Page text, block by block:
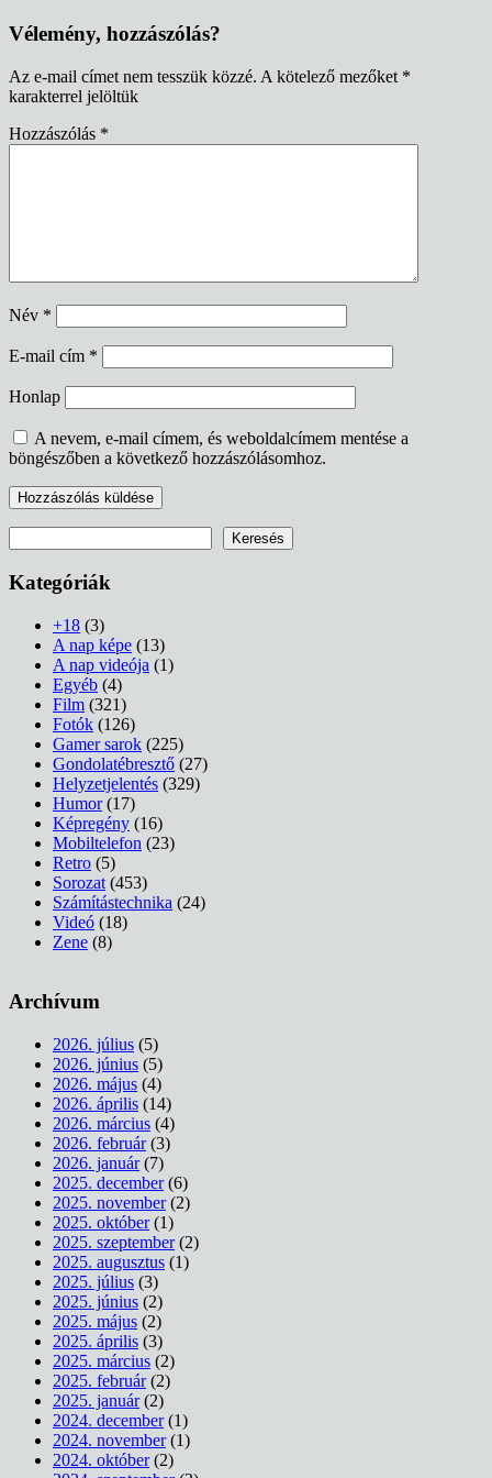
Vélemény, hozzászólás?
Az e-mail címet nem tesszük közzé. A kötelező mezőket *
karakterrel jelöltük
Hozzászólás *
Név *
E-mail cím *
Honlap
A nevem, e-mail címem, és weboldalcímem mentése a
böngészőben a következő hozzászólásomhoz.
Keresés
Kategóriák
+18 (3)
A nap képe (13)
A nap videója (1)
Egyéb (4)
Film (321)
Fotók (126)
Gamer sarok (225)
Gondolatébresztő (27)
Helyzetjelentés (329)
Humor(17)
Képregény (16)
Mobiltelefon (23)
Retro (5)
Sorozat (453)
Számítástechnika (24)
Videó (18)
Zene (8)
Archívum
2026. július (5)
2026. június (5)
2026. május (4)
2026. április (14)
2026. március (4)
2026. február(3)
2026. január(7)
2025. december(6)
2025. november(2)
2025. október(1)
2025. szeptember(2)
2025. augusztus (1)
2025. július (3)
2025. június (2)
2025. május (2)
2025. április (3)
2025. március (2)
2025. február(2)
2025. január(2)
2024. december(1)
2024. november(1)
2024. október(2)